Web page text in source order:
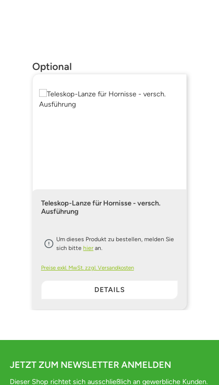
Produktgalerie überspringen
Optional
Teleskop-Lanze für Hornisse - versch.
Ausführung
Um dieses Produkt zu bestellen, melden Sie
sich bittehier an.
Preise exkl. MwSt. zzgl. Versandkosten
DETAILS
JETZT ZUM NEWSLETTER ANMELDEN
Dieser Shop richtet sich ausschließlich an gewerbliche Kunden.